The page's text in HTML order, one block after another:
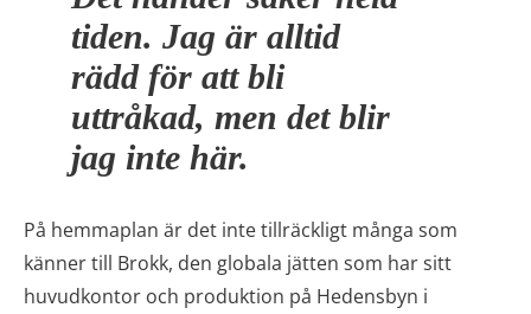
tiden. Jag är alltid
rädd för att bli
uttråkad, men det blir
jag inte här.
På hemmaplan är det inte tillräckligt många som
känner till Brokk, den globala jätten som har sitt
huvudkontor och produktion på Hedensbyn i